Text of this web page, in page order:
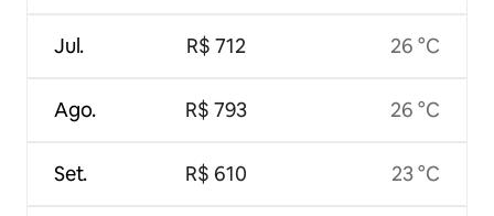
Jul.
Ago.
Set.
R$ 712
R$ 793
R$ 610
26 °C
26 °C
23 °C